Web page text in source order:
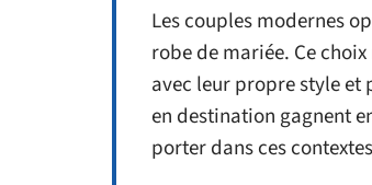
Les couples modernes
robe de mariée. Ce
avec leur propre style et
en destination gagnent
porter dans ces